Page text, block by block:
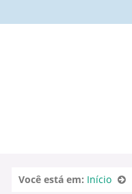
Você está em: Início